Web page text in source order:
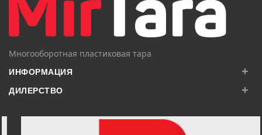
Многооборотная пластиковая тара
ИНФОРМАЦИЯ +
ДИЛЕРСТВО +